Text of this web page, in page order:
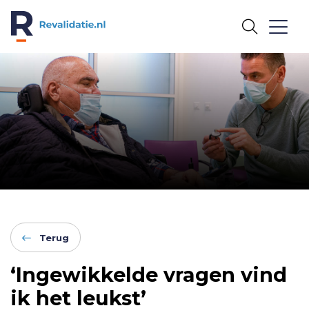
REVALIDATIE.NL
Terug
‘Ingewikkelde vragen vind
ik het leukst’